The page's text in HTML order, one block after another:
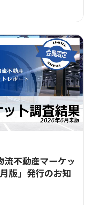
不動産マーケッ
版」発行のお知